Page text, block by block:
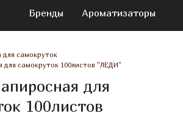
Бренды Ароматизаторы
для самокруток
для самокруток 100листов "ЛЕДИ"
для
100листов